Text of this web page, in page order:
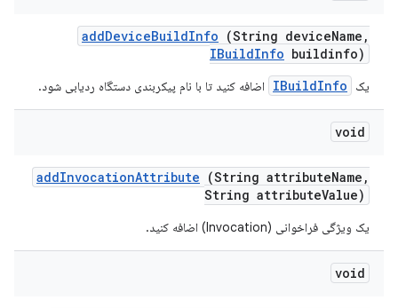
addDeviceBuildInfo (String deviceName ,
IBuildInfo buildinfo)
یک IBuildInfo اضافه کنید تا با نام پیکربندی دستگاه ردیابی شود.
void
addInvocationAttribute (String attributeName ,
String attributeValue)
یک ویژگی فراخوانی (Invocation) اضافه کنید.
void